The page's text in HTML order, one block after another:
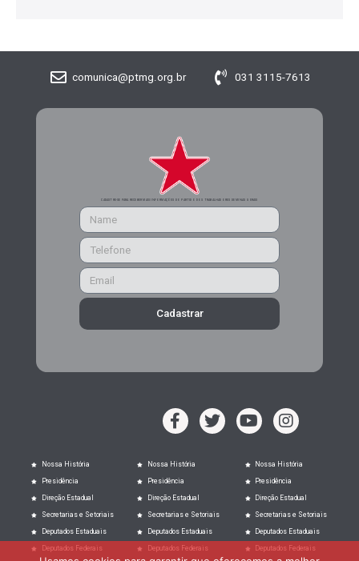
comunica@ptmg.org.br 031 3115-7613
CADASTRE-SE PARA RECEBER MAIS INFORMAÇÕES DO PARTIDO DOS TRABALHADORES DE MINAS GERAIS
Cadastrar
Nossa História
Presidência
Direção Estadual
Secretarias e Setoriais
Deputados Estaduais
Deputados Federais
Nossa História
Presidência
Direção Estadual
Secretarias e Setoriais
Deputados Estaduais
Deputados Federais
Nossa História
Presidência
Direção Estadual
Secretarias e Setoriais
Deputados Estaduais
Deputados Federais